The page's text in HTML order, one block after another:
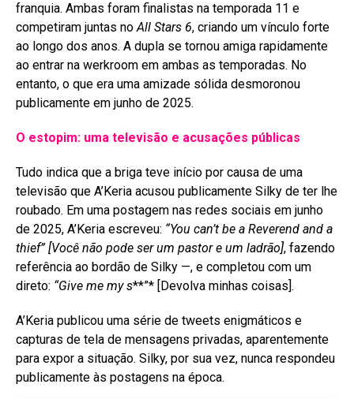
franquia. Ambas foram finalistas na temporada 11 e
competiram juntas noAll Stars 6, criando um vínculo forte
ao longo dos anos. A dupla se tornou amiga rapidamente
ao entrar na werkroom em ambas as temporadas. No
entanto, o que era uma amizade sólida desmoronou
publicamente em junho de 2025.
O estopim: uma televisão e acusações públicas
Tudo indica que a briga teve início por causa de uma
televisão que A’Keria acusou publicamente Silky de ter lhe
roubado. Em uma postagem nas redes sociais em junho
de 2025, A’Keria escreveu: “You can’t be a Reverend and a
thief”[Você não pode ser um pastor e um ladrão], fazendo
referência ao bordão de Silky —, e completou com um
direto: “Give me my s**”* [Devolva minhas coisas] .
A’Keria publicou uma série de tweets enigmáticos e
capturas de tela de mensagens privadas, aparentemente
para expor a situação. Silky, por sua vez, nunca respondeu
publicamente às postagens na época.